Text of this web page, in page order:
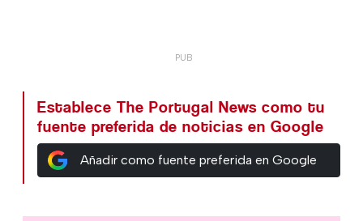
Establece The Portugal News como tu
fuente preferida de noticias en Google
Añadir como fuente preferida en Google